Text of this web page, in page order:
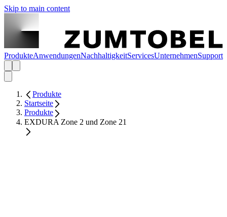
Skip to main content
ProdukteAnwendungenNachhaltigkeitServicesUnternehmenSupport
Produkte
Startseite
Produkte
EXDURA Zone 2 und Zone 21